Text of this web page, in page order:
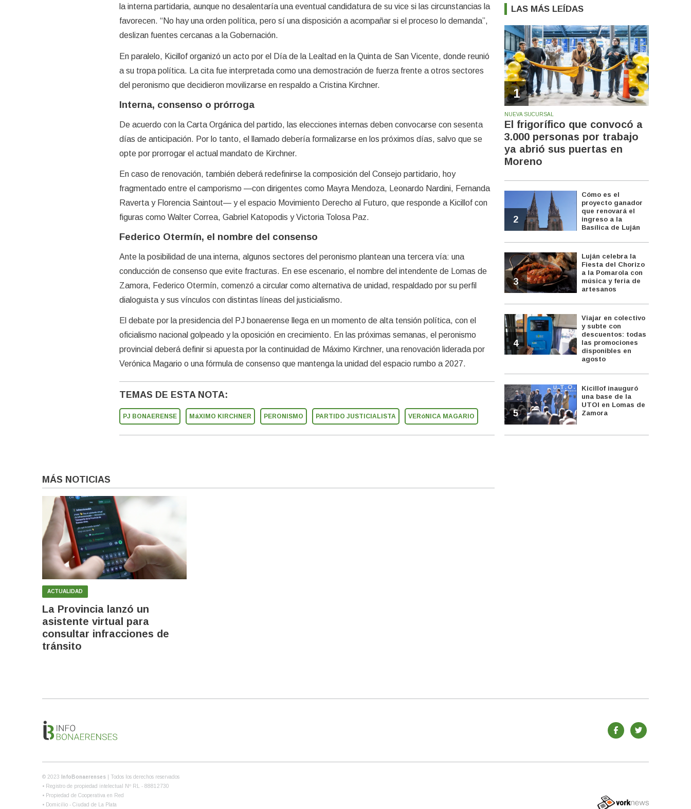
la interna partidaria, aunque no desalentaría una eventual candidatura de su vice si las circunstancias la
favorecen. “No hay una orden política, pero sí una disposición a acompañar si el proceso lo demanda”,
deslizan fuentes cercanas a la Gobernación.
En paralelo, Kicillof organizó un acto por el Día de la Lealtad en la Quinta de San Vicente, donde reunió
a su tropa política. La cita fue interpretada como una demostración de fuerza frente a otros sectores
del peronismo que decidieron movilizarse en respaldo a Cristina Kirchner.
Interna, consenso o prórroga
De acuerdo con la Carta Orgánica del partido, las elecciones internas deben convocarse con sesenta
días de anticipación. Por lo tanto, el llamado debería formalizarse en los próximos días, salvo que se
opte por prorrogar el actual mandato de Kirchner.
En caso de renovación, también deberá redefinirse la composición del Consejo partidario, hoy
fragmentado entre el camporismo —con dirigentes como Mayra Mendoza, Leonardo Nardini, Fernanda
Raverta y Florencia Saintout— y el espacio Movimiento Derecho al Futuro, que responde a Kicillof con
figuras como Walter Correa, Gabriel Katopodis y Victoria Tolosa Paz.
Federico Otermín, el nombre del consenso
Ante la posibilidad de una interna, algunos sectores del peronismo plantean una tercera vía: una
conducción de consenso que evite fracturas. En ese escenario, el nombre del intendente de Lomas de
Zamora, Federico Otermín, comenzó a circular como alternativa de unidad, respaldado por su perfil
dialoguista y sus vínculos con distintas líneas del justicialismo.
El debate por la presidencia del PJ bonaerense llega en un momento de alta tensión política, con el
oficialismo nacional golpeado y la oposición en crecimiento. En las próximas semanas, el peronismo
provincial deberá definir si apuesta por la continuidad de Máximo Kirchner, una renovación liderada por
Verónica Magario o una fórmula de consenso que mantenga la unidad del espacio rumbo a 2027.
TEMAS DE ESTA NOTA:
PJ BONAERENSE MáXIMO KIRCHNER PERONISMO PARTIDO JUSTICIALISTA VERóNICA MAGARIO
MÁS NOTICIAS
ACTUALIDAD
La Provincia lanzó un
asistente virtual para
consultar infracciones de
tránsito
LAS MÁS LEÍDAS
1
NUEVA SUCURSAL
El frigorífico que convocó a
3.000 personas por trabajo
ya abrió sus puertas en
Moreno
2
Cómo es el
proyecto ganador
que renovará el
ingreso a la
Basílica de Luján
3
Luján celebra la
Fiesta del Chorizo
a la Pomarola con
música y feria de
artesanos
4
Viajar en colectivo
y subte con
descuentos: todas
las promociones
disponibles en
agosto
5
Kicillof inauguró
una base de la
UTOI en Lomas de
Zamora
© 2023 InfoBonaerenses
| Todos los derechos reservados
• Registro de propiedad intelectual Nº RL - 88812730
• Propiedad de Cooperativa en Red
• Domicilio - Ciudad de La Plata